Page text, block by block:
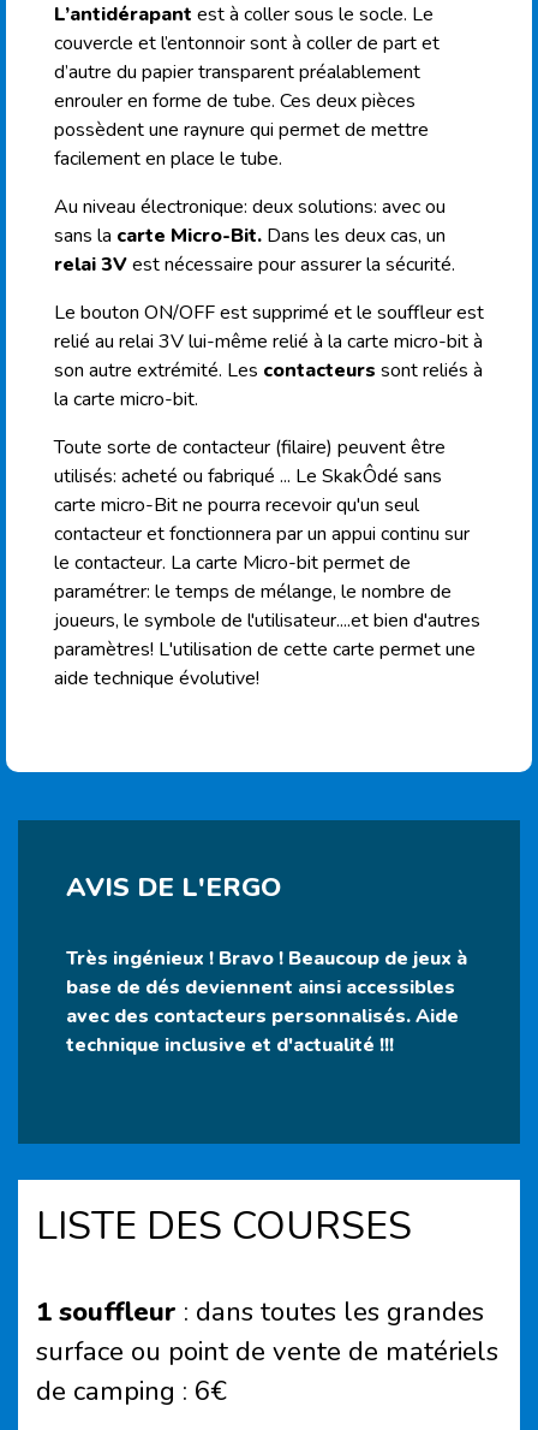
L’antidérapant est à coller sous le socle. Le
couvercle et l’entonnoir sont à coller de part et
d’autre du papier transparent préalablement
enrouler en forme de tube. Ces deux pièces
possèdent une raynure qui permet de mettre
facilement en place le tube.
Au niveau électronique: deux solutions: avec ou
sans la carte Micro-Bit. Dans les deux cas, un
relai 3Vest nécessaire pour assurer la sécurité.
Le bouton ON/OFF est supprimé et le souffleur est
relié au relai 3V lui-même relié à la carte micro-bit à
son autre extrémité. Les contacteurs sont reliés à
la carte micro-bit.
Toute sorte de contacteur (filaire) peuvent être
utilisés: acheté ou fabriqué ... Le SkakÔdé sans
carte micro-Bit ne pourra recevoir qu'un seul
contacteur et fonctionnera par un appui continu sur
le contacteur. La carte Micro-bit permet de
paramétrer: le temps de mélange, le nombre de
joueurs, le symbole de l'utilisateur....et bien d'autres
paramètres! L'utilisation de cette carte permet une
aide technique évolutive!
AVIS DE L'ERGO
Très ingénieux ! Bravo ! Beaucoup de jeux à
base de dés deviennent ainsi accessibles
avec des contacteurs personnalisés. Aide
technique inclusive et d'actualité !!!
LISTE DES COURSES
1 souffleur : dans toutes les grandes
surface ou point de vente de matériels
de camping : 6€